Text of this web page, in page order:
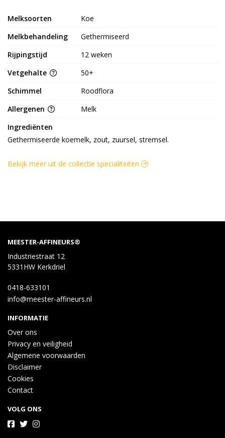
Melksoorten
Koe
Melkbehandeling
Gethermiseerd
Rijpingstijd
12 weken
Vetgehalte
50+
Schimmel
Roodflora
Allergenen
Melk
Ingrediënten
Gethermiseerde koemelk, zout, zuursel, stremsel.
Bekijk meer uit de collectie specialiteiten
MEESTER-AFFINEURS®
Industriestraat 12
5331HW Kerkdriel
0418-633101
info@meester-affineurs.nl
INFORMATIE
Over ons
Privacy en veiligheid
Algemene voorwaarden
Disclaimer
Cookies
Contact
VOLG ONS